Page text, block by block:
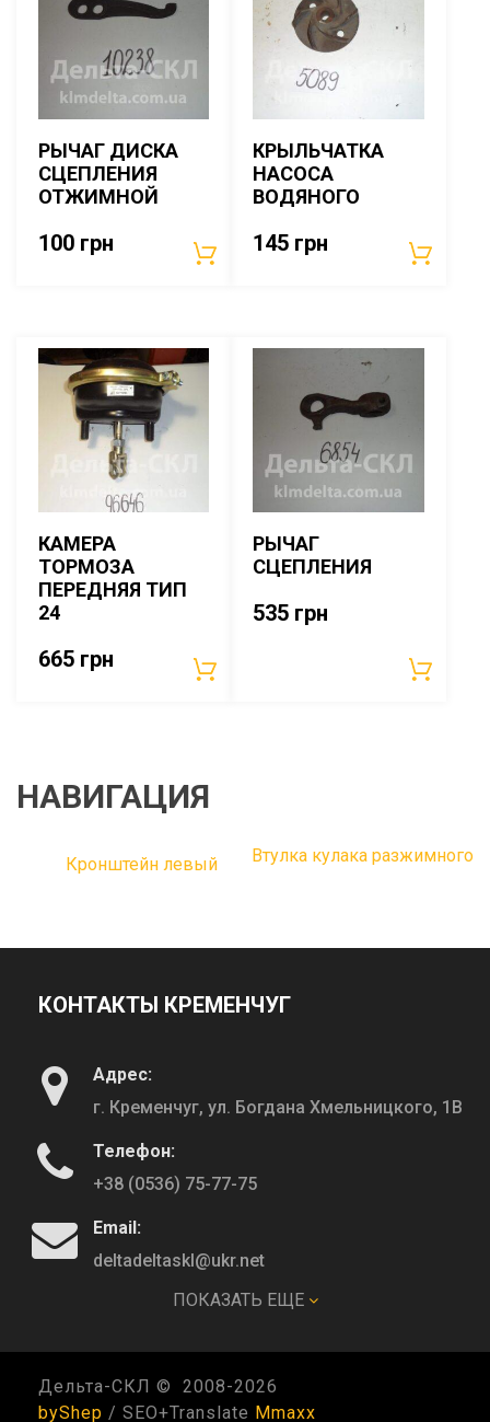
РЫЧАГ ДИСКА
СЦЕПЛЕНИЯ
ОТЖИМНОЙ
100 грн
КРЫЛЬЧАТКА
НАСОСА
ВОДЯНОГО
145 грн
КАМЕРА
ТОРМОЗА
ПЕРЕДНЯЯ ТИП
24
665 грн
РЫЧАГ
СЦЕПЛЕНИЯ
535 грн
НАВИГАЦИЯ
Кронштейн левый Втулка кулака разжимного
КОНТАКТЫ КРЕМЕНЧУГ
Адрес:
г. Кременчуг, ул. Богдана Хмельницкого, 1В
Телефон:
+38 (0536) 75-77-75
Email:
deltadeltaskl@ukr.net
Адрес:
ПОКАЗАТЬ ЕЩЕ
Дельта-СКЛ © 2008-2026
byShep / SEO+Translate Mmaxx